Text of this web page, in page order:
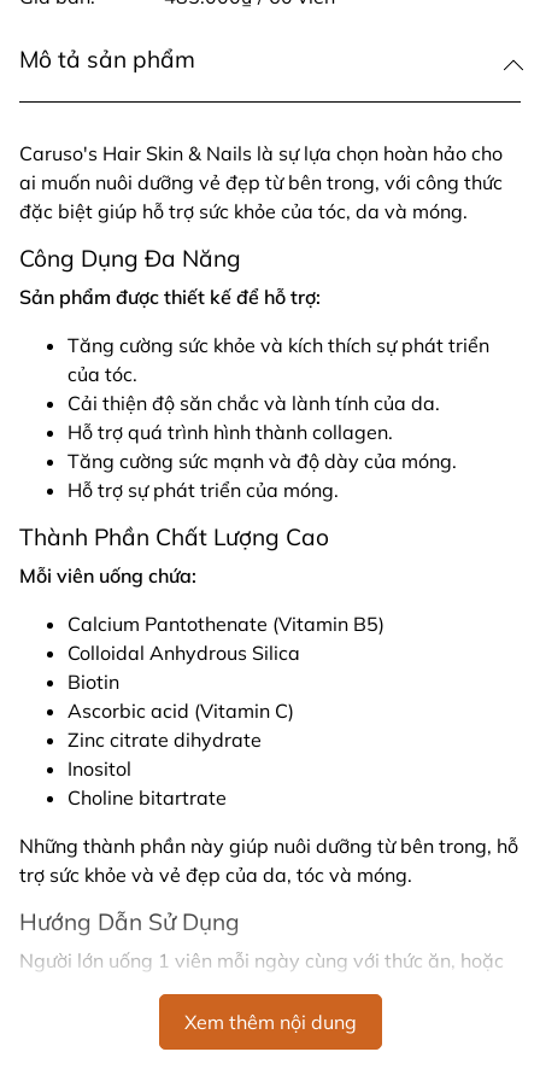
Mô tả sản phẩm
Caruso's Hair Skin & Nails là sự lựa chọn hoàn hảo cho
ai muốn nuôi dưỡng vẻ đẹp từ bên trong, với công thức
đặc biệt giúp hỗ trợ sức khỏe của tóc, da và móng.
Công Dụng Đa Năng
Sản phẩm được thiết kế để hỗ trợ:
Tăng cường sức khỏe và kích thích sự phát triển
của tóc.
Cải thiện độ săn chắc và lành tính của da.
Hỗ trợ quá trình hình thành collagen.
Tăng cường sức mạnh và độ dày của móng.
Hỗ trợ sự phát triển của móng.
Thành Phần Chất Lượng Cao
Mỗi viên uống chứa:
Calcium Pantothenate (Vitamin B5)
Colloidal Anhydrous Silica
Biotin
Ascorbic acid (Vitamin C)
Zinc citrate dihydrate
Inositol
Choline bitartrate
Những thành phần này giúp nuôi dưỡng từ bên trong, hỗ
trợ sức khỏe và vẻ đẹp của da, tóc và móng.
Hướng Dẫn Sử Dụng
Người lớn uống 1 viên mỗi ngày cùng với thức ăn, hoặc
theo lời khuyên của chuyên gia y tế.
Đặc Điểm Sản PhẩmXem thêm nội dung